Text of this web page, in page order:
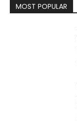
MOST POPULAR